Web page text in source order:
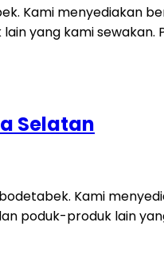
Kami menyediakan
yang kami
Selatan
Kami
poduk-produk lain